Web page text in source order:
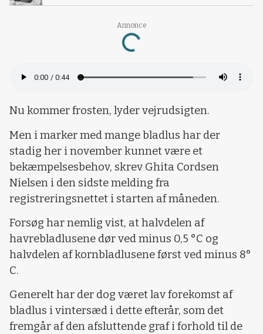
Annonce
Loading...
Nu kommer frosten, lyder vejrudsigten.
Men i marker med mange bladlus har der
stadig her i november kunnet være et
bekæmpelsesbehov, skrev Ghita Cordsen
Nielsen i den sidste melding fra
registreringsnettet i starten af måneden.
Forsøg har nemlig vist, at halvdelen af
havrebladlusene dør ved minus 0,5 °C og
halvdelen af kornbladlusene først ved minus 8°
C.
Generelt har der dog været lav forekomst af
bladlus i vintersæd i dette efterår, som det
fremgår af den afsluttende graf i forhold til de